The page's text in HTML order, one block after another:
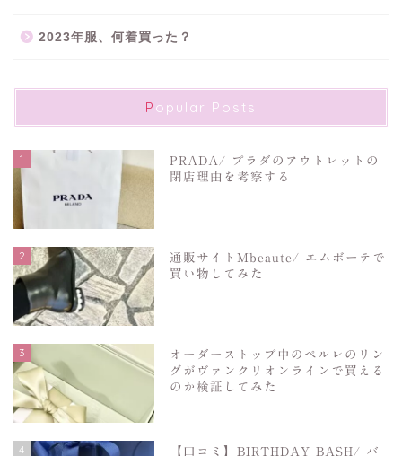
2023年服、何着買った？
Popular Posts
1
PRADA/ プラダのアウトレットの
閉店理由を考察する
2
通販サイトMbeaute/ エムボーテで
買い物してみた
3
オーダーストップ中のペルレのリン
グがヴァンクリオンラインで買える
のか検証してみた
4 【口コミ】BIRTHDAY BASH/ バ